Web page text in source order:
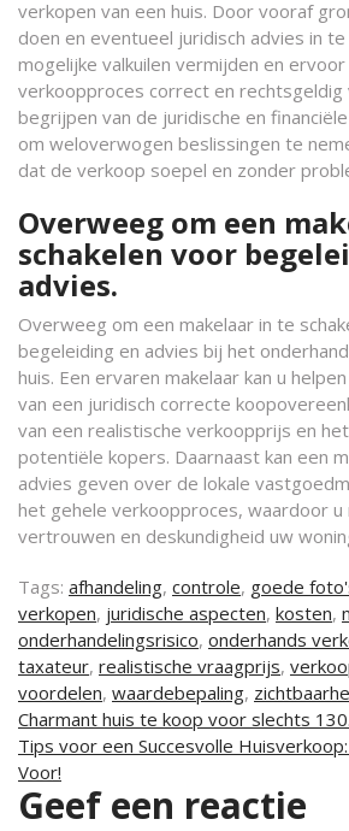
verkopen van een huis. Door vooraf
doen en eventueel juridisch advies in te
mogelijke valkuilen vermijden en
verkoopproces correct en
begrijpen van de juridische en
om weloverwogen beslissingen te
dat de verkoop soepel en zonder
Overweeg om een
schakelen voor
advies.
Overweeg om een makelaar in te
begeleiding en advies bij het
huis. Een ervaren makelaar kan u
van een juridisch correcte
van een realistische verkoopprijs en
potentiële kopers. Daarnaast kan een
advies geven over de lokale
het gehele verkoopproces, waardoor
vertrouwen en deskundigheid uw
Tags: afhandeling, controle, goede
verkopen, juridische aspecten, kosten,
onderhandelingsrisico, onderhands
taxateur, realistische vraagprijs,
voordelen, waardebepaling,
Berichtnavigatie
Charmant huis te koop voor slechts
Tips voor een Succesvolle
Voor!
Geef een reactie